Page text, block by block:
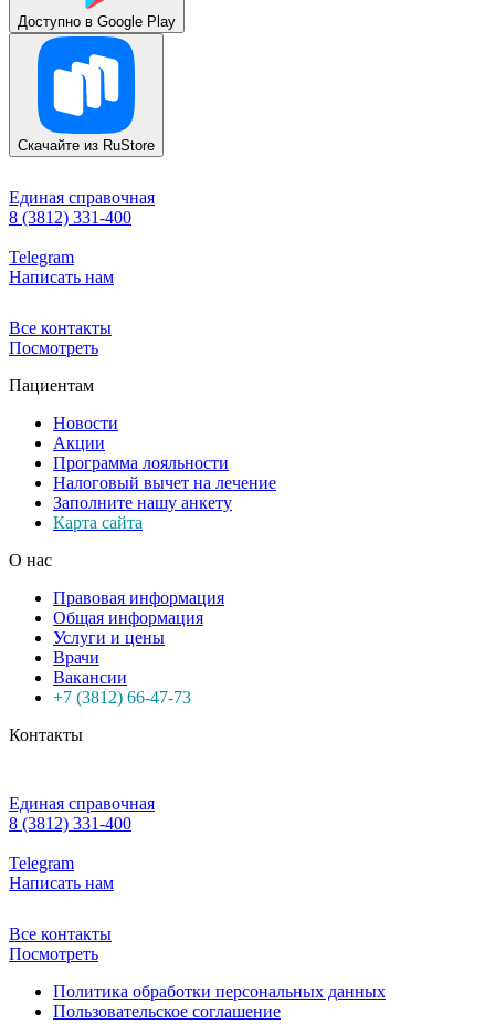
Доступно в Google Play
Скачайте из RuStore
Единая справочная
8 (3812) 331-400
Telegram
Написать нам
Все контакты
Посмотреть
Пациентам
Новости
Акции
Программа лояльности
Налоговый вычет на лечение
Заполните нашу анкету
Карта сайта
О нас
Правовая информация
Общая информация
Услуги и цены
Врачи
Вакансии
+7 (3812) 66-47-73
Контакты
Единая справочная
8 (3812) 331-400
Telegram
Написать нам
Все контакты
Посмотреть
Политика обработки персональных данных
Пользовательское соглашение